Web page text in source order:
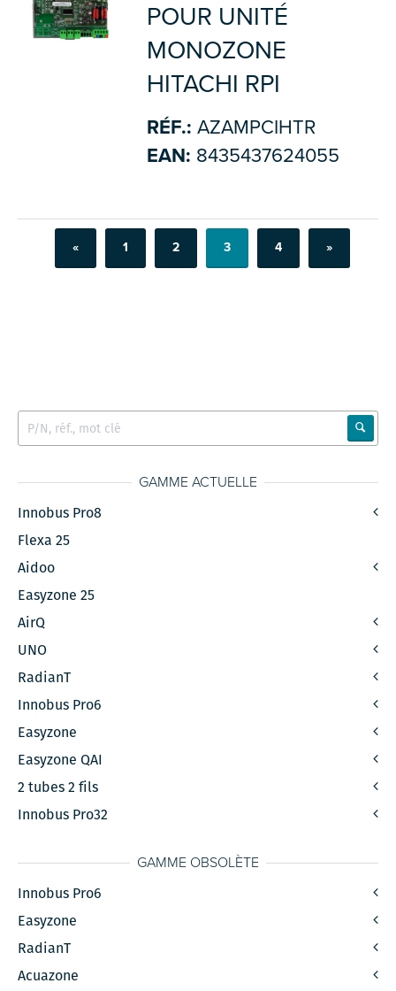
POUR UNITÉ
MONOZONE
HITACHI RPI
RÉF.: AZAMPCIHTR
EAN: 8435437624055
« 1 2 3 4 »
GAMME ACTUELLE
Innobus Pro8
Flexa 25
Aidoo
Easyzone 25
AirQ
UNO
RadianT
Innobus Pro6
Easyzone
Easyzone QAI
2 tubes 2 fils
Innobus Pro32
GAMME OBSOLÈTE
Innobus Pro6
Easyzone
RadianT
Acuazone